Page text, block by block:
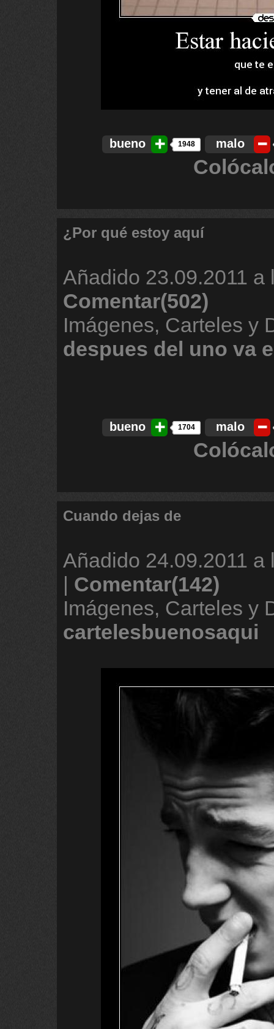
bueno 1948 malo
¿Por qué estoy aquí
Añadido 23.09.2011 a
Comentar(502)
Imágenes, Carteles y
despues del uno va
bueno 1704 malo
Cuando dejas de
Añadido 24.09.2011 a
| Comentar(142)
Imágenes, Carteles y
cartelesbuenosaqui